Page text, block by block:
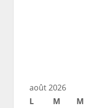
août 2026
L
M M